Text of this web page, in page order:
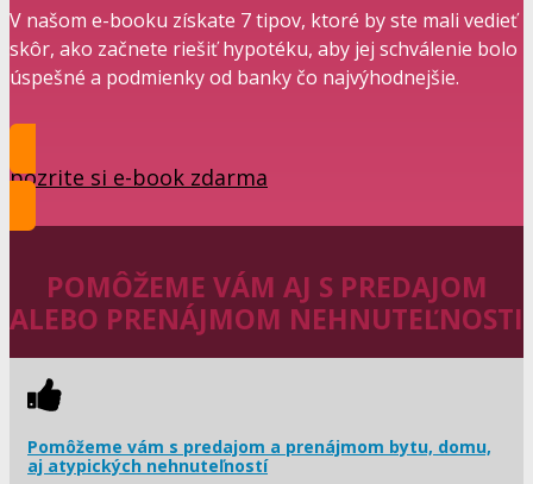
V našom e-booku získate 7 tipov, ktoré by ste mali vedieť
skôr, ako začnete riešiť hypotéku, aby jej schválenie bolo
úspešné a podmienky od banky čo najvýhodnejšie.
pozrite si e-book zdarma
POMÔŽEME VÁM AJ S PREDAJOM
ALEBO PRENÁJMOM NEHNUTEĽNOSTI
Pomôžeme vám s predajom a prenájmom bytu, domu,
aj atypických nehnuteľností